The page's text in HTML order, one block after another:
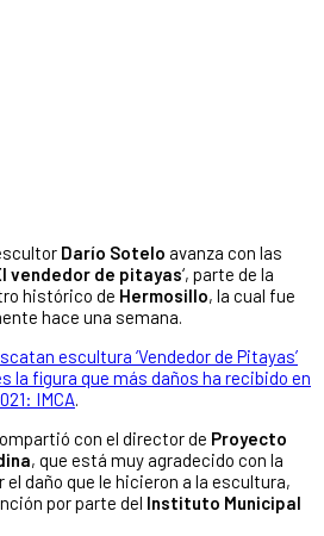
Darío Sotelo avanza con las
vendedor de pitayas‘, parte de la
histórico de Hermosillo, la cual fue
hace una semana.
escultura ‘Vendedor de Pitayas’
la figura que más daños ha recibido en
IMCA.
con el director de Proyecto
, que está muy agradecido con la
daño que le hicieron a la escultura,
por parte del Instituto Municipal